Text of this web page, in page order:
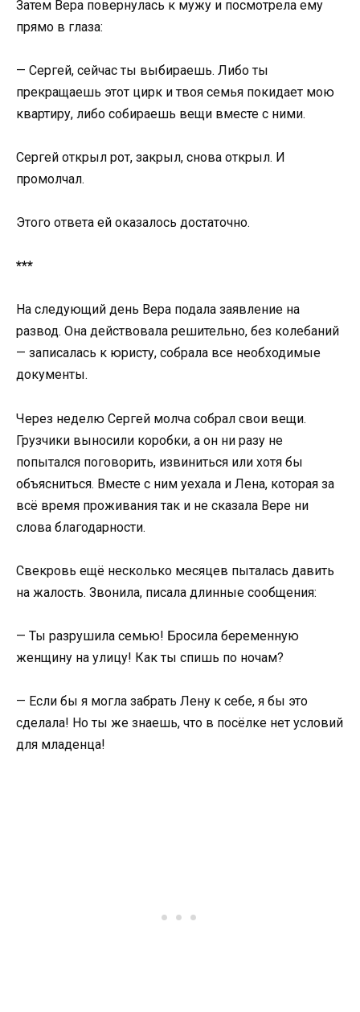
Затем Вера повернулась к мужу и посмотрела ему
прямо в глаза:
— Сергей, сейчас ты выбираешь. Либо ты
прекращаешь этот цирк и твоя семья покидает мою
квартиру, либо собираешь вещи вместе с ними.
Сергей открыл рот, закрыл, снова открыл. И
промолчал.
Этого ответа ей оказалось достаточно.
***
На следующий день Вера подала заявление на
развод. Она действовала решительно, без колебаний
— записалась к юристу, собрала все необходимые
документы.
Через неделю Сергей молча собрал свои вещи.
Грузчики выносили коробки, а он ни разу не
попытался поговорить, извиниться или хотя бы
объясниться. Вместе с ним уехала и Лена, которая за
всё время проживания так и не сказала Вере ни
слова благодарности.
Свекровь ещё несколько месяцев пыталась давить
на жалость. Звонила, писала длинные сообщения:
— Ты разрушила семью! Бросила беременную
женщину на улицу! Как ты спишь по ночам?
— Если бы я могла забрать Лену к себе, я бы это
сделала! Но ты же знаешь, что в посёлке нет условий
для младенца!